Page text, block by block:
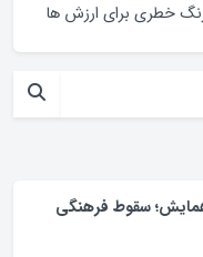
خطری برای ارزش ها
سقوط فرهنگی